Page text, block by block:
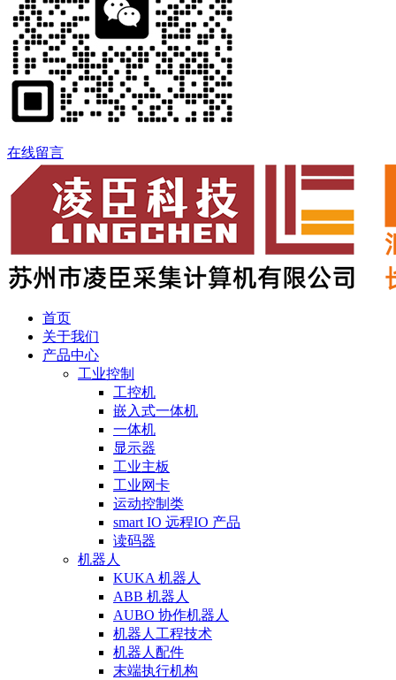
在线留言
首页
关于我们
产品中心
工业控制
工控机
嵌入式一体机
一体机
显示器
工业主板
工业网卡
运动控制类
smart IO 远程IO 产品
读码器
机器人
KUKA 机器人
ABB 机器人
AUBO 协作机器人
机器人工程技术
机器人配件
末端执行机构